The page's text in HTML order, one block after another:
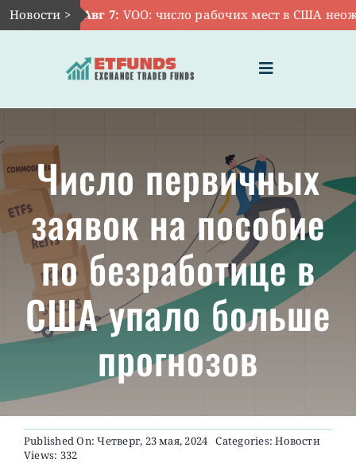
Skip
to
Новости >Авг 7: VOO: число рабочих мест в США
Toggle
Navigation
ЧТО ТАКОЕ ETF
ИНВЕСТИЦИИ В ETF
ТЕМАТИЧЕСКИЕ ETF
АКТУАЛЬНЫЕ
О ПРОЕКТЕ
Число первичных
заявок на пособие
по безработице в
США упало больше
прогнозов
Published On: Четверг, 23 мая, 2024 Categories:Новости
Views: 332